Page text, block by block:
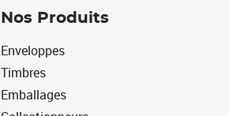
Nos Produits
Enveloppes
Timbres
Emballages